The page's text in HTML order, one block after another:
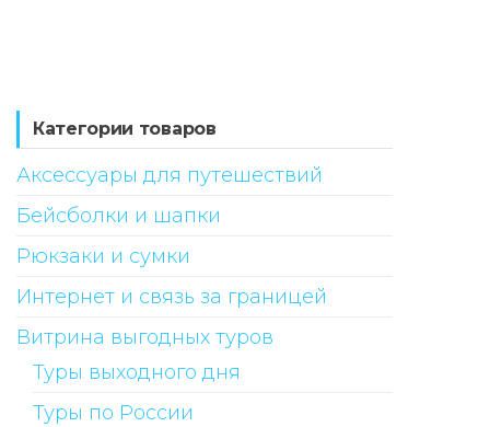
Категории товаров
Аксессуары для путешествий
Бейсболки и шапки
Рюкзаки и сумки
Интернет и связь за границей
Витрина выгодных туров
Туры выходного дня
Туры по России